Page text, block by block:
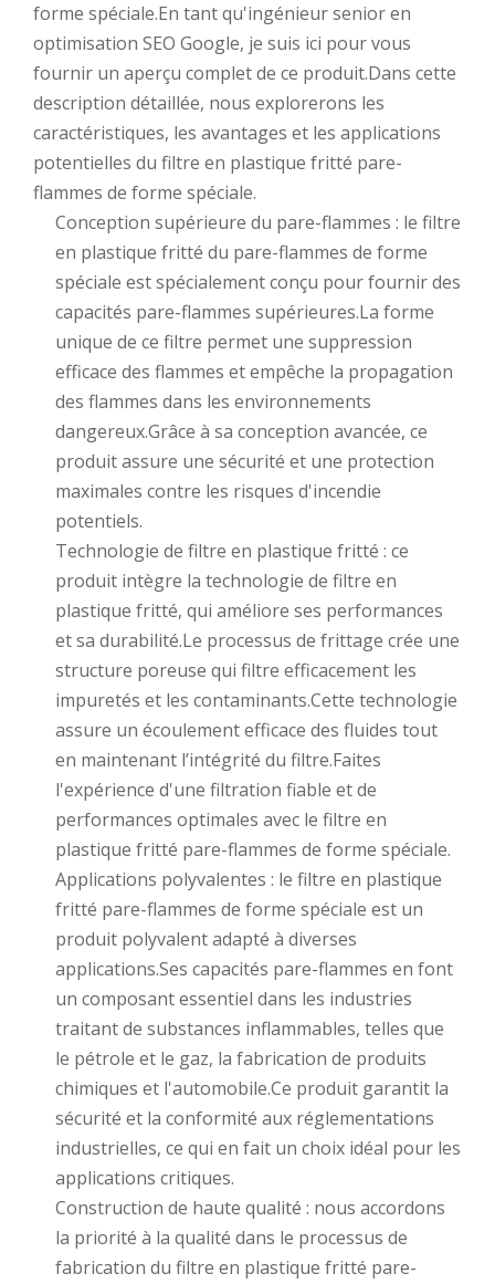
forme spéciale.En tant qu'ingénieur senior en
optimisation SEO Google, je suis ici pour vous
fournir un aperçu complet de ce produit.Dans cette
description détaillée, nous explorerons les
caractéristiques, les avantages et les applications
potentielles du filtre en plastique fritté pare-
flammes de forme spéciale.
Conception supérieure du pare-flammes : le filtre
en plastique fritté du pare-flammes de forme
spéciale est spécialement conçu pour fournir des
capacités pare-flammes supérieures.La forme
unique de ce filtre permet une suppression
efficace des flammes et empêche la propagation
des flammes dans les environnements
dangereux.Grâce à sa conception avancée, ce
produit assure une sécurité et une protection
maximales contre les risques d'incendie
potentiels.
Technologie de filtre en plastique fritté : ce
produit intègre la technologie de filtre en
plastique fritté, qui améliore ses performances
et sa durabilité.Le processus de frittage crée une
structure poreuse qui filtre efficacement les
impuretés et les contaminants.Cette technologie
assure un écoulement efficace des fluides tout
en maintenant l’intégrité du filtre.Faites
l'expérience d'une filtration fiable et de
performances optimales avec le filtre en
plastique fritté pare-flammes de forme spéciale.
Applications polyvalentes : le filtre en plastique
fritté pare-flammes de forme spéciale est un
produit polyvalent adapté à diverses
applications.Ses capacités pare-flammes en font
un composant essentiel dans les industries
traitant de substances inflammables, telles que
le pétrole et le gaz, la fabrication de produits
chimiques et l'automobile.Ce produit garantit la
sécurité et la conformité aux réglementations
industrielles, ce qui en fait un choix idéal pour les
applications critiques.
Construction de haute qualité : nous accordons
la priorité à la qualité dans le processus de
fabrication du filtre en plastique fritté pare-